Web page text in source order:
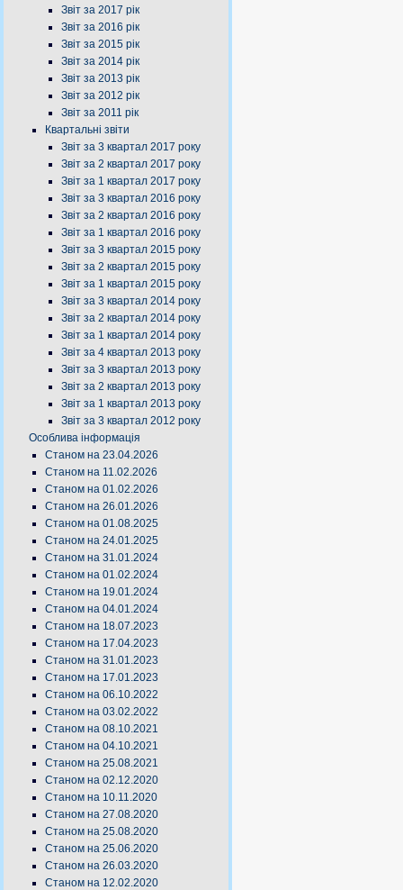
Звіт за 2017 рік
Звіт за 2016 рік
Звіт за 2015 рік
Звіт за 2014 рік
Звіт за 2013 рік
Звіт за 2012 рік
Звіт за 2011 рік
Квартальні звіти
Звіт за 3 квартал 2017 року
Звіт за 2 квартал 2017 року
Звіт за 1 квартал 2017 року
Звіт за 3 квартал 2016 року
Звіт за 2 квартал 2016 року
Звіт за 1 квартал 2016 року
Звіт за 3 квартал 2015 року
Звіт за 2 квартал 2015 року
Звіт за 1 квартал 2015 року
Звіт за 3 квартал 2014 року
Звіт за 2 квартал 2014 року
Звіт за 1 квартал 2014 року
Звіт за 4 квартал 2013 року
Звіт за 3 квартал 2013 року
Звіт за 2 квартал 2013 року
Звіт за 1 квартал 2013 року
Звіт за 3 квартал 2012 року
Особлива інформація
Станом на 23.04.2026
Станом на 11.02.2026
Станом на 01.02.2026
Станом на 26.01.2026
Станом на 01.08.2025
Станом на 24.01.2025
Станом на 31.01.2024
Станом на 01.02.2024
Станом на 19.01.2024
Станом на 04.01.2024
Станом на 18.07.2023
Станом на 17.04.2023
Станом на 31.01.2023
Станом на 17.01.2023
Станом на 06.10.2022
Станом на 03.02.2022
Станом на 08.10.2021
Станом на 04.10.2021
Станом на 25.08.2021
Станом на 02.12.2020
Станом на 10.11.2020
Станом на 27.08.2020
Станом на 25.08.2020
Станом на 25.06.2020
Станом на 26.03.2020
Станом на 12.02.2020